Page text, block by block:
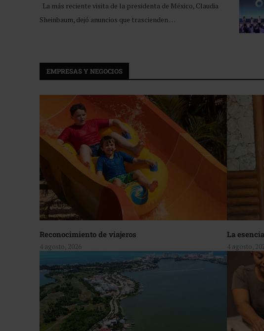
La más reciente visita de la presidenta de México, Claudia
Sheinbaum, dejó anuncios que trascienden …
EMPRESAS Y NEGOCIOS
Reconocimiento de viajeros
4 agosto, 2026
La
4 agosto,